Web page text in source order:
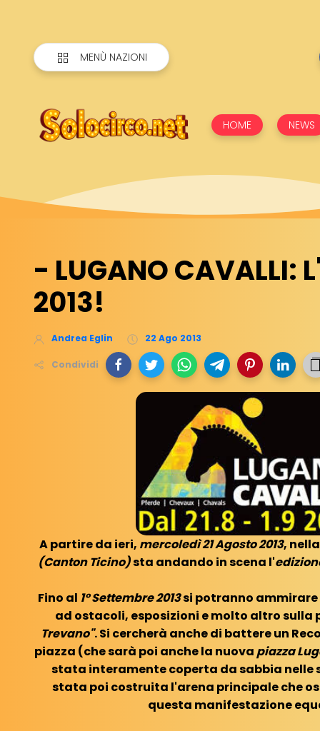
MENÙ NAZIONI
HOME NEWS
- LUGANO CAVALLI:
2013!
Andrea Eglin 22 Ago 2013
Condividi
A partire da ieri, mercoledì 21 Agosto 2013,
(Canton Ticino)sta andando in scena l'
Fino al 1° Settembre 2013si potranno
ad ostacoli, esposizioni e molto altro sulla
Trevano". Si cercherà anche di battere un
piazza (che sarà poi anche la nuovapiazza
stata interamente coperta da sabbia nelle
stata poi costruita l'arena principale che
questa manifestazione